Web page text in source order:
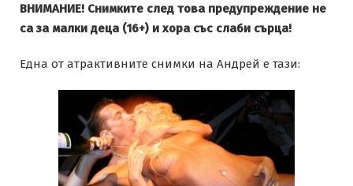
ВНИМАНИЕ! Снимките след това предупреждение не
са за малки деца (16+) и хора със слаби сърца!
Една от атрактивните снимки на Андрей е тази: